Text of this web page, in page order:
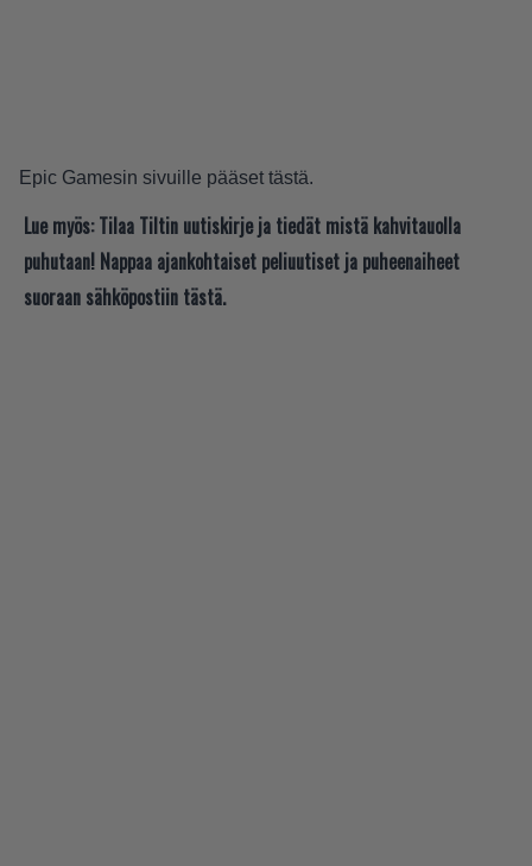
Epic Gamesin sivuille pääset tästä.
Lue myös: Tilaa Tiltin uutiskirje ja tiedät mistä kahvitauolla
puhutaan! Nappaa ajankohtaiset peliuutiset ja puheenaiheet
suoraan sähköpostiin tästä.